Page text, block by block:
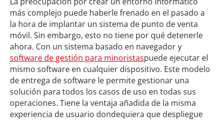
más complejo puede haberle frenado en el pasado a
la hora de implantar un sistema de punto de venta
móvil. Sin embargo, esto no tiene por qué detenerle
ahora. Con un sistema basado en navegador y
software de gestión para minoristaspuede ejecutar el
mismo software en cualquier dispositivo. Este modelo
de entrega de software le permite gestionar una
solución para todos los casos de uso en todas sus
operaciones. Tiene la ventaja añadida de la misma
experiencia de usuario dondequiera que despliegue